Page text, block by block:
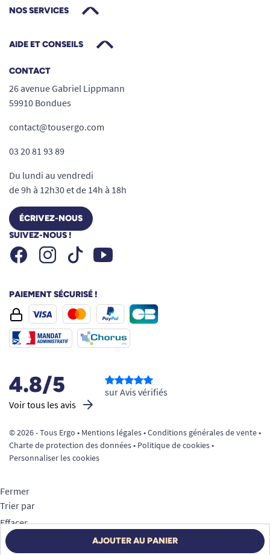
NOS SERVICES
AIDE ET CONSEILS
CONTACT
26 avenue Gabriel Lippmann
59910 Bondues
contact@tousergo.com
03 20 81 93 89
Du lundi au vendredi
de 9h à 12h30 et de 14h à 18h
ÉCRIVEZ-NOUS
SUIVEZ-NOUS !
FacebookInstagramTiktok Youtube
PAIEMENT SÉCURISÉ !
4.8/5
Voir tous les avis
sur Avis vérifiés
© 2026 - Tous Ergo • Mentions légales•Conditions générales de vente•
Charte de protection des données• Politique de cookies•
Personnaliser les cookies
AJOUTER AU PANIER
Fermer
Trier par
Effacer
Appliquer
Filtrer